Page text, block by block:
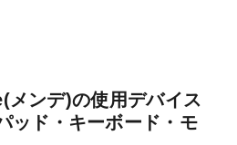
メンデ)の使用デバイス
ッド・キーボード・モ